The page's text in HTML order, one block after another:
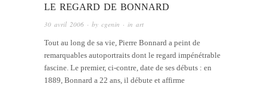
LE REGARD DE BONNARD
30 avril 2006 · by cgenin · in art
Tout au long de sa vie, Pierre Bonnard a peint de
remarquables autoportraits dont le regard impénétrable
fascine. Le premier, ci-contre, date de ses débuts : en
1889, Bonnard a 22 ans, il débute et affirme